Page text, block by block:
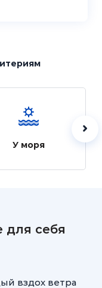
У моря
для себя
вздох ветра